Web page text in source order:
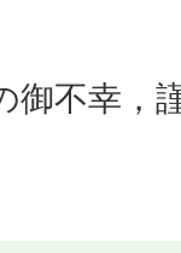
御不幸，